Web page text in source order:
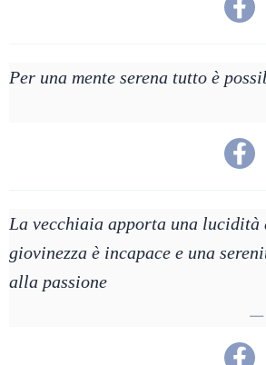
Per una mente serena tutto è
La vecchiaia apporta una
giovinezza è incapace e una
alla passione
—